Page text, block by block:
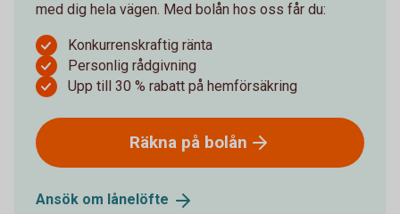
med dig hela vägen. Med bolån hos oss får du:
Konkurrenskraftig ränta
Personlig rådgivning
Upp till 30 % rabatt på hemförsäkring
Räkna på bolån
Ansök om lånelöfte